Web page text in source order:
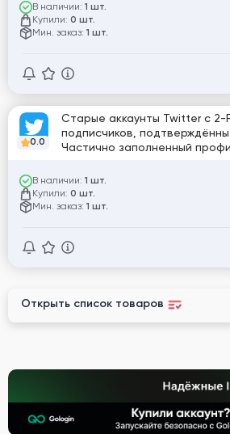
В наличии: 1 шт.
Купили: 0 шт.
Мин. заказ: 1 шт.
0.0
Старые аккаунты Twitter с 2-
подписчиков,
Частично заполненный
В наличии: 1 шт.
Купили: 0 шт.
Мин. заказ: 1 шт.
Открыть список товаров